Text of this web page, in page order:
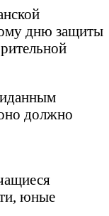
дню защиты
должно
юные